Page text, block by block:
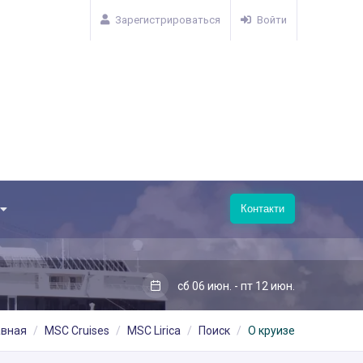
Зарегистрироваться Войти
Контакти
сб 06 июн. - пт 12 июн.
MSC Cruises MSC Lirica Поиск О круизе